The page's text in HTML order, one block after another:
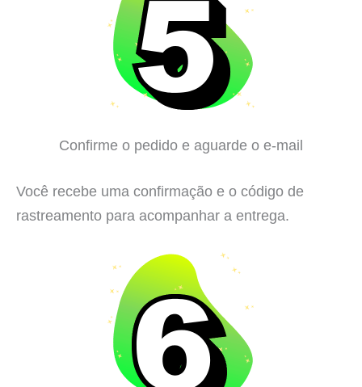
Confirme o pedido e aguarde o e-mail
Você recebe uma confirmação e o código de
rastreamento para acompanhar a entrega.